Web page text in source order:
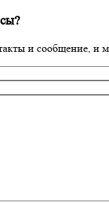
и сообщение, и